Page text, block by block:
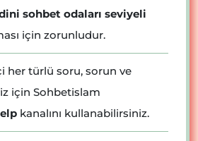
sohbet odaları seviyeli
için zorunludur.
her türlü soru, sorun ve
için Sohbetislam
kanalını kullanabilirsiniz.